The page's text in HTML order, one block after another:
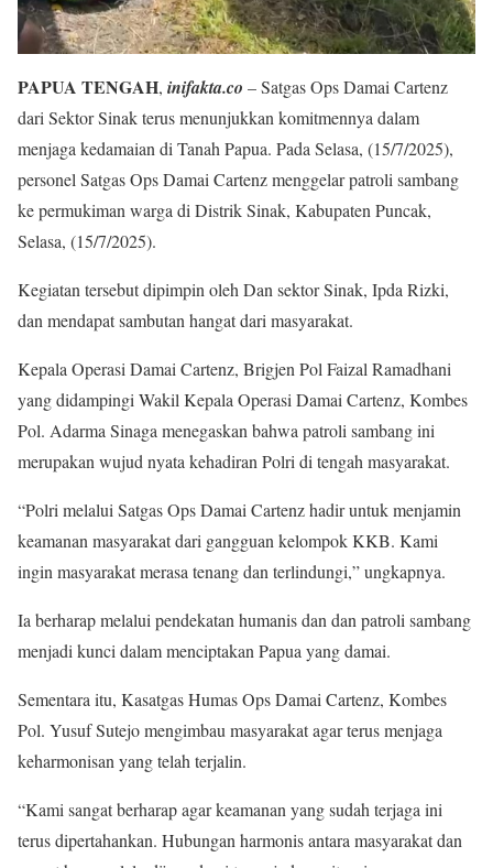
PAPUA TENGAH, inifakta.co – Satgas Ops Damai Cartenz
dari Sektor Sinak terus menunjukkan komitmennya dalam
menjaga kedamaian di Tanah Papua. Pada Selasa, (15/7/2025),
personel Satgas Ops Damai Cartenz menggelar patroli sambang
ke permukiman warga di Distrik Sinak, Kabupaten Puncak,
Selasa, (15/7/2025).
Kegiatan tersebut dipimpin oleh Dan sektor Sinak, Ipda Rizki,
dan mendapat sambutan hangat dari masyarakat.
Kepala Operasi Damai Cartenz, Brigjen Pol Faizal Ramadhani
yang didampingi Wakil Kepala Operasi Damai Cartenz, Kombes
Pol. Adarma Sinaga menegaskan bahwa patroli sambang ini
merupakan wujud nyata kehadiran Polri di tengah masyarakat.
“Polri melalui Satgas Ops Damai Cartenz hadir untuk menjamin
keamanan masyarakat dari gangguan kelompok KKB. Kami
ingin masyarakat merasa tenang dan terlindungi,” ungkapnya.
Ia berharap melalui pendekatan humanis dan dan patroli sambang
menjadi kunci dalam menciptakan Papua yang damai.
Sementara itu, Kasatgas Humas Ops Damai Cartenz, Kombes
Pol. Yusuf Sutejo mengimbau masyarakat agar terus menjaga
keharmonisan yang telah terjalin.
“Kami sangat berharap agar keamanan yang sudah terjaga ini
terus dipertahankan. Hubungan harmonis antara masyarakat dan